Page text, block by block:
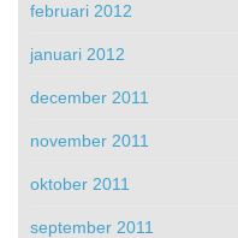
februari 2012
januari 2012
december 2011
november 2011
oktober 2011
september 2011